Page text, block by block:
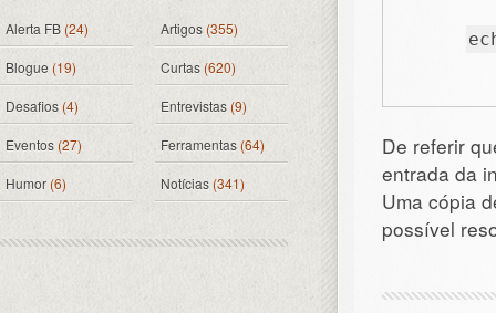
De referir
entrada da
Uma cópia
possível
Alerta FB(24) Artigos (355)
Blogue (19) Curtas (620)
Desafios (4) Entrevistas (9)
Eventos(27) Ferramentas(64)
Humor (6) Notícias(341)